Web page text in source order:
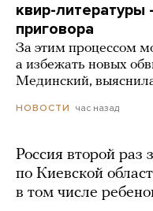
квир-литературы
приговора
За этим процессом
а избежать новых
Мединский,
НОВОСТИ час назад
Россия второй раз
по Киевской
в том числе